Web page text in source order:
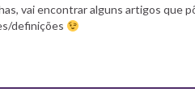
vai encontrar alguns artigos que
definições